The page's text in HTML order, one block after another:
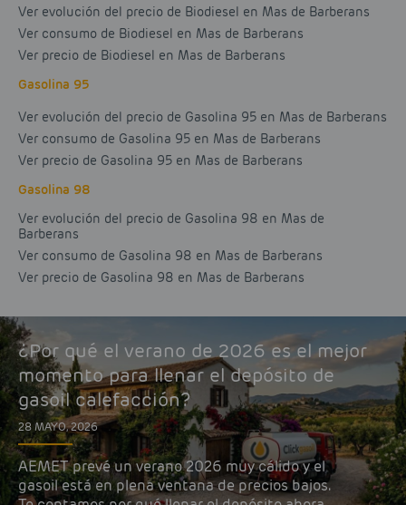
Ver evolución del precio de Biodiesel en Mas de Barberans
Ver consumo de Biodiesel en Mas de Barberans
Ver precio de Biodiesel en Mas de Barberans
Gasolina 95
Ver evolución del precio de Gasolina 95 en Mas de Barberans
Ver consumo de Gasolina 95 en Mas de Barberans
Ver precio de Gasolina 95 en Mas de Barberans
Gasolina 98
Ver evolución del precio de Gasolina 98 en Mas de
Barberans
Ver consumo de Gasolina 98 en Mas de Barberans
Ver precio de Gasolina 98 en Mas de Barberans
¿Por qué el verano de 2026 es el mejor
momento para llenar el depósito de
gasoil calefacción?
28 MAYO, 2026
AEMET prevé un verano 2026 muy cálido y el
gasoil está en plena ventana de precios bajos.